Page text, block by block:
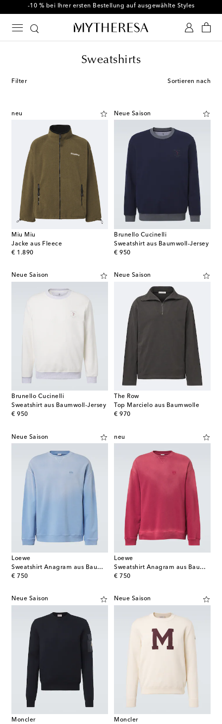
-10 % bei Ihrer ersten Bestellung auf ausgewählte Styles
Sweatshirts
Filter Sortieren nach
neu
Miu Miu
Jacke aus Fleece
€ 1.890
original price
Neue Saison
Brunello Cucinelli
Sweatshirt aus Baumwoll-Jersey
€ 950
original price
Neue Saison
Brunello Cucinelli
Sweatshirt aus Baumwoll-Jersey
€ 950
original price
Neue Saison
The Row
Top Marcielo aus Baumwolle
€ 970
original price
Neue Saison
Loewe
Sweatshirt Anagram aus Baumwoll-Jersey
€ 750
original price
neu
Loewe
Sweatshirt Anagram aus Baumwoll-Jersey
€ 750
original price
Neue Saison
Moncler
Neue Saison
Moncler